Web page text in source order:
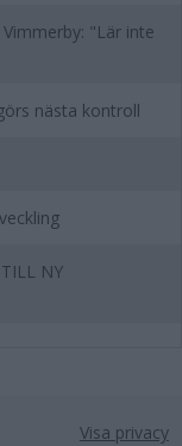
"Lär inte
nästa kontroll
NY
Visa privacy